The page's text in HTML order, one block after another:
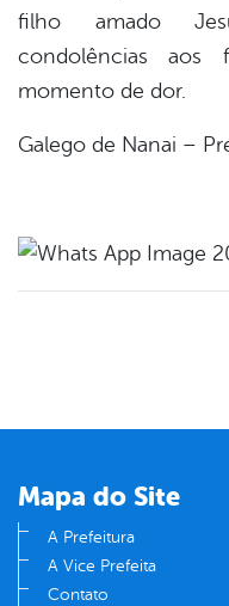
filho amado
condolências aos
momento de dor.
Galego de Nanai –
Mapa do Site
A Prefeitura
A Vice Prefeita
Contato